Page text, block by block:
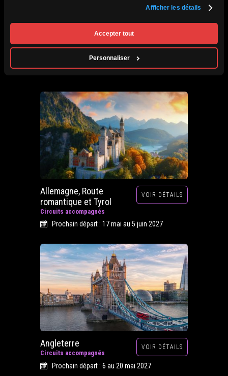
Afficher les détails
Accepter tout
Personnaliser
Zimbabwe, Zambie et
Circuits accompagnés
VOIR DÉTAILS
Prochain départ : 29 septembre au 20 octobre
2026
Allemagne, Route
romantique et Tyrol
Circuits accompagnés
VOIR DÉTAILS
Prochain départ : 17 mai au 5 juin 2027
Angleterre
Circuits accompagnés
VOIR DÉTAILS
Prochain départ : 6 au 20 mai 2027